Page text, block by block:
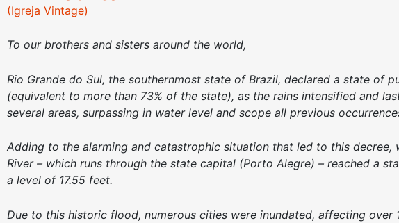
(Igreja Vintage)
To our brothers and sisters around the world,
Rio Grande do Sul, the southernmost state of Brazil, declared a state of
(equivalent to more than 73% of the state), as the rains intensified and
several areas, surpassing in water level and scope all previous
Adding to the alarming and catastrophic situation that led to this
River – which runs through the state capital (Porto Alegre) – reached a
a level of 17.55 feet.
Due to this historic flood, numerous cities were inundated, affecting